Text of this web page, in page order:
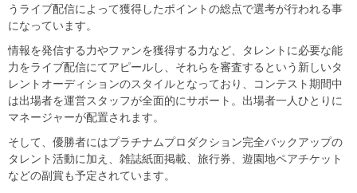
うライブ配信によって獲得したポイントの総点で選考が行われる事
になっています。
情報を発信する力やファンを獲得する力など、タレントに必要な能
力をライブ配信にてアピールし、それらを審査するという新しいタ
レントオーディションのスタイルとなっており、コンテスト期間中
は出場者を運営スタッフが全面的にサポート。出場者一人ひとりに
マネージャーが配置されます。
そして、優勝者にはプラチナムプロダクション完全バックアップの
タレント活動に加え、雑誌紙面掲載、旅行券、遊園地ペアチケット
などの副賞も予定されています。